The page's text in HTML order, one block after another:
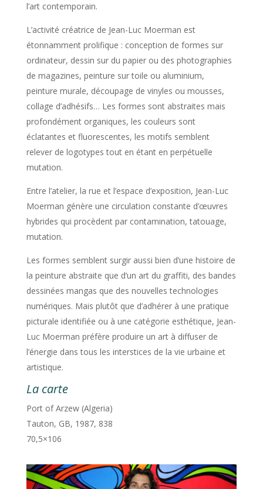
l’art contemporain.
L’activité créatrice de Jean-Luc Moerman est
étonnamment prolifique : conception de formes sur
ordinateur, dessin sur du papier ou des photographies
de magazines, peinture sur toile ou aluminium,
peinture murale, découpage de vinyles ou mousses,
collage d’adhésifs… Les formes sont abstraites mais
profondément organiques, les couleurs sont
éclatantes et fluorescentes, les motifs semblent
relever de logotypes tout en étant en perpétuelle
mutation.
Entre l’atelier, la rue et l’espace d’exposition, Jean-Luc
Moerman génère une circulation constante d’œuvres
hybrides qui procèdent par contamination, tatouage,
mutation.
Les formes semblent surgir aussi bien d’une histoire de
la peinture abstraite que d’un art du graffiti, des bandes
dessinées mangas que des nouvelles technologies
numériques. Mais plutôt que d’adhérer à une pratique
picturale identifiée ou à une catégorie esthétique, Jean-
Luc Moerman préfère produire un art à diffuser de
l’énergie dans tous les interstices de la vie urbaine et
artistique.
La carte
Port of Arzew (Algeria)
Tauton, GB, 1987, 838
70,5×106